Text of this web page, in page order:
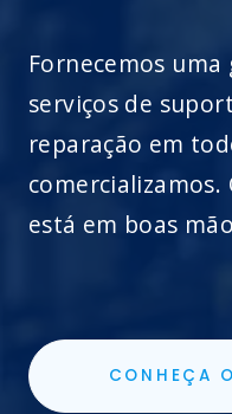
Fornecemos
serviços de
reparação em
está em boas
CONHEÇA